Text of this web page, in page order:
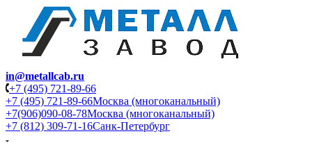
in@metallcab.ru
+7 (495) 721-89-66
+7 (495) 721-89-66Москва (многоканальный)
+7(906)090-08-78Москва (многоканальный)
+7 (812) 309-71-16Санк-Петербург